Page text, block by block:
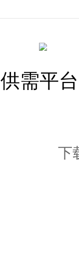
需平
下